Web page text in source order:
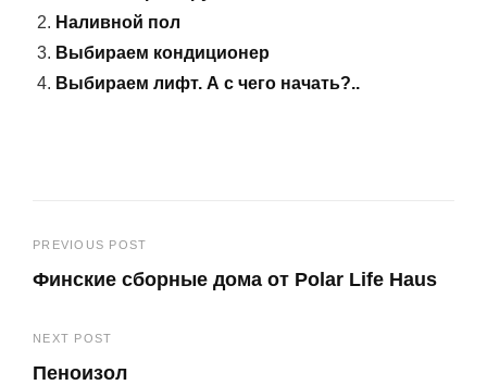
Наливной пол
Выбираем кондиционер
Выбираем лифт. А с чего начать?..
Навигация
по
записям
PREVIOUS POST
Финские сборные дома от Polar Life Haus
Post
NEXT POST
Пеноизол